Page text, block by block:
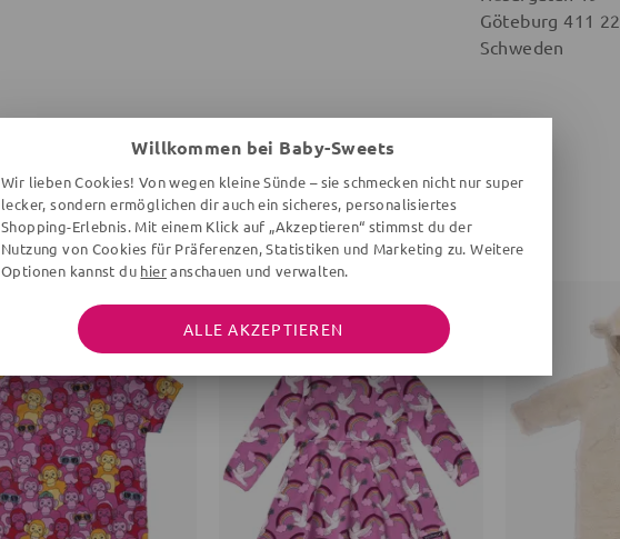
Göteburg 411 22
Schweden
WEITERE ARTIKEL DER MARKE
Willkommen bei Baby-Sweets
Wir lieben Cookies! Von wegen kleine Sünde – sie schmecken nicht nur super
lecker, sondern ermöglichen dir auch ein sicheres, personalisiertes
Shopping-Erlebnis. Mit einem Klick auf „Akzeptieren“ stimmst du der
Nutzung von Cookies für Präferenzen, Statistiken und Marketing zu. Weitere
Optionen kannst du hieranschauen und verwalten.
ALLE AKZEPTIEREN